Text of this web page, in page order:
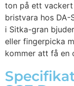
ton på ett vackert
bristvara hos DA-
i Sitka-gran
eller fingerpicka
kommer att få en